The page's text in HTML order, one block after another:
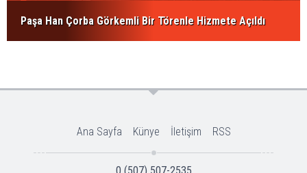
Paşa Han Çorba Görkemli Bir Törenle Hizmete Açıldı
Ana Sayfa Künye İletişim RSS